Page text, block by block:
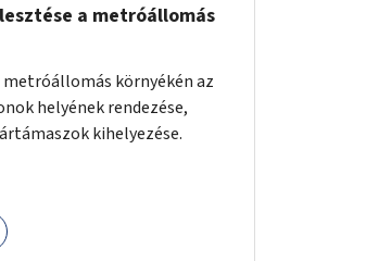
a metróállomás
környékén az
helyének rendezése,
kihelyezése.